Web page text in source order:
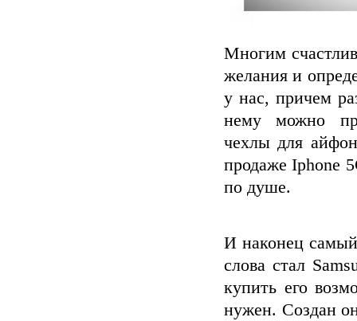
Многим
желания и
у нас, причем
нему можно
чехлы для
продаже Iphone
по душе.
И наконец
слова стал
купить его
нужен. Создан